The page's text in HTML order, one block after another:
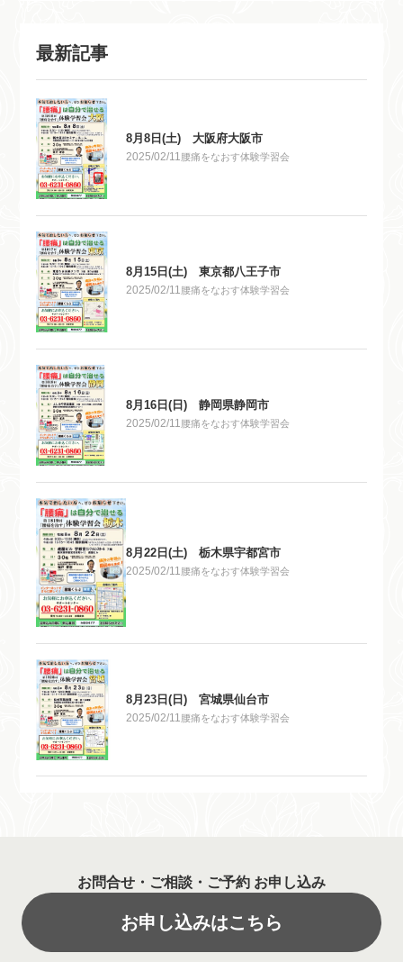
最新記事
8月8日(土) 大阪府大阪市
2025/02/11 腰痛をなおす体験学習会
8月15日(土) 東京都八王子市
2025/02/11 腰痛をなおす体験学習会
8月16日(日) 静岡県静岡市
2025/02/11 腰痛をなおす体験学習会
8月22日(土) 栃木県宇都宮市
2025/02/11 腰痛をなおす体験学習会
8月23日(日) 宮城県仙台市
2025/02/11腰痛をなおす体験学習会
お問合せ・ご相談・ご予約 お申し込み
お申し込みはこちら